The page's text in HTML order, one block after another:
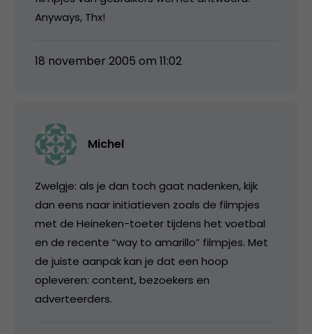
Anyways, Thx!
18 november 2005 om 11:02
Michel
Zwelgje: als je dan toch gaat nadenken, kijk
dan eens naar initiatieven zoals de filmpjes
met de Heineken-toeter tijdens het voetbal
en de recente “way to amarillo” filmpjes. Met
de juiste aanpak kan je dat een hoop
opleveren: content, bezoekers en
adverteerders.